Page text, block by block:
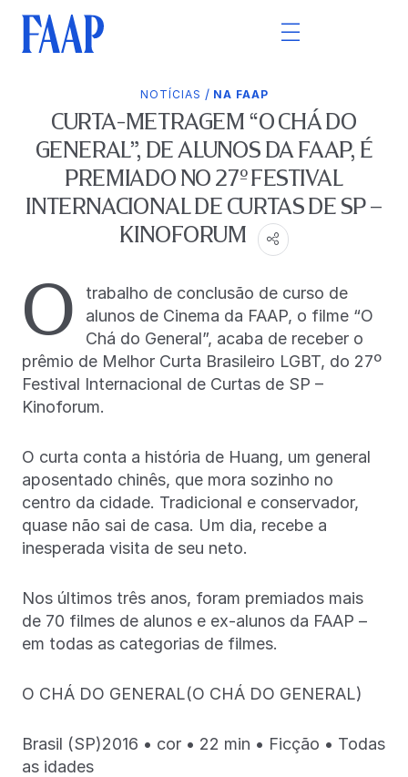
NOTÍCIAS / NA FAAP
CURTA-METRAGEM “O CHÁ DO
GENERAL”, DE ALUNOS DA FAAP, É
PREMIADO NO 27º FESTIVAL
INTERNACIONAL DE CURTAS DE SP –
KINOFORUM
O
trabalho de conclusão de curso de
alunos de Cinema da FAAP, o filme “O
Chá do General”, acaba de receber o
prêmio de Melhor Curta Brasileiro LGBT, do 27º
Festival Internacional de Curtas de SP –
Kinoforum.
O curta conta a história de Huang, um general
aposentado chinês, que mora sozinho no
centro da cidade. Tradicional e conservador,
quase não sai de casa. Um dia, recebe a
inesperada visita de seu neto.
Nos últimos três anos, foram premiados mais
de 70 filmes de alunos e ex-alunos da FAAP –
em todas as categorias de filmes.
O CHÁ DO GENERAL(O CHÁ DO GENERAL)
Brasil (SP)2016 • cor • 22 min • Ficção • Todas
as idades